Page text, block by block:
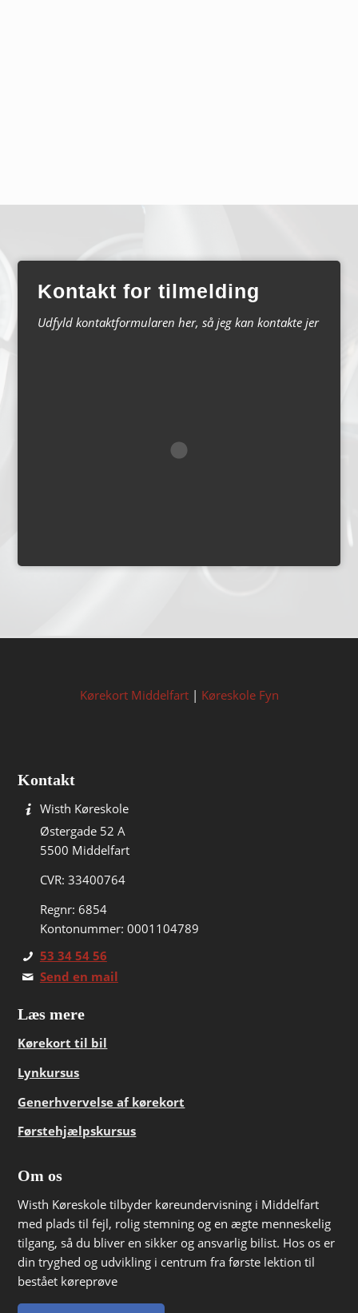
Kontakt for tilmelding
Udfyld kontaktformularen her, så jeg kan kontakte jer
Kørekort Middelfart| Køreskole Fyn
Kontakt
Wisth Køreskole
Østergade 52 A
5500 Middelfart
CVR: 33400764
Regnr: 6854
Kontonummer: 0001104789
53 34 54 56
Send en mail
Læs mere
Kørekort til bil
Lynkursus
Generhvervelse af kørekort
Førstehjælpskursus
Om os
Wisth Køreskole tilbyder køreundervisning i Middelfart
med plads til fejl, rolig stemning og en ægte menneskelig
tilgang, så du bliver en sikker og ansvarlig bilist. Hos os er
din tryghed og udvikling i centrum fra første lektion til
bestået køreprøve